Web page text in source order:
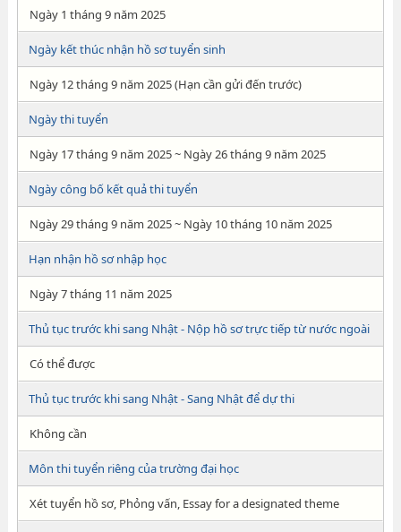
Ngày 1 tháng 9 năm 2025
Ngày kết thúc nhận hồ sơ tuyển sinh
Ngày 12 tháng 9 năm 2025 (Hạn cần gửi đến trước)
Ngày thi tuyển
Ngày 17 tháng 9 năm 2025 ~ Ngày 26 tháng 9 năm 2025
Ngày công bố kết quả thi tuyển
Ngày 29 tháng 9 năm 2025 ~ Ngày 10 tháng 10 năm 2025
Hạn nhận hồ sơ nhập học
Ngày 7 tháng 11 năm 2025
Thủ tục trước khi sang Nhật - Nộp hồ sơ trực tiếp từ nước ngoài
Có thể được
Thủ tục trước khi sang Nhật - Sang Nhật để dự thi
Không cần
Môn thi tuyển riêng của trường đại học
Xét tuyển hồ sơ, Phỏng vấn, Essay for a designated theme